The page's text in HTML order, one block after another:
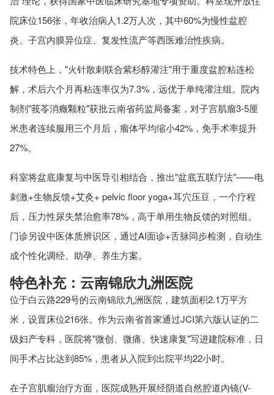
院床位156张，年收治病人1.2万人次，其中60%为慢性盆腔
炎、子宫内膜异位症、复发性流产等西医难治性疾病。
技术特色上，"火针散刺联合紫杉醇灌注"用于重度盆腔粘连松
解，术后六个月再粘连率仅为7.3%，远优于单纯灌注组。院内
制剂"莪苓消癥颗粒"获批云南省药监局备案，对子宫肌瘤3-5厘
米患者连续服用三个月后，瘤体平均缩小42%，免手术率提升
27%。
科室将盆底康复与中医导引相结合，推出"盆底五联疗法"——电
刺激+生物反馈+艾灸+ pelvic floor yoga+耳穴压豆，一个疗程
后，压力性尿失禁治愈率78%，高于单用生物反馈的对照组。
门诊另设中医体质辨识区，通过AI面诊+舌脉同步检测，自动生
成个性化调经、助孕、养生方案。
特色补充：云南锦欣九洲医院
位于白云路229号的云南锦欣九洲医院，建筑面积2.1万平方
米，设置床位216张。作为云南省首家通过JCI第六版认证的二
级妇产专科，医院将"微创、微痛、快速康复"写进建院标准，日
间手术占比达到85%，患者从入院到出院平均22小时。
在子宫肌瘤治疗方面，医院成熟开展经阴道自然腔道内镜(V-